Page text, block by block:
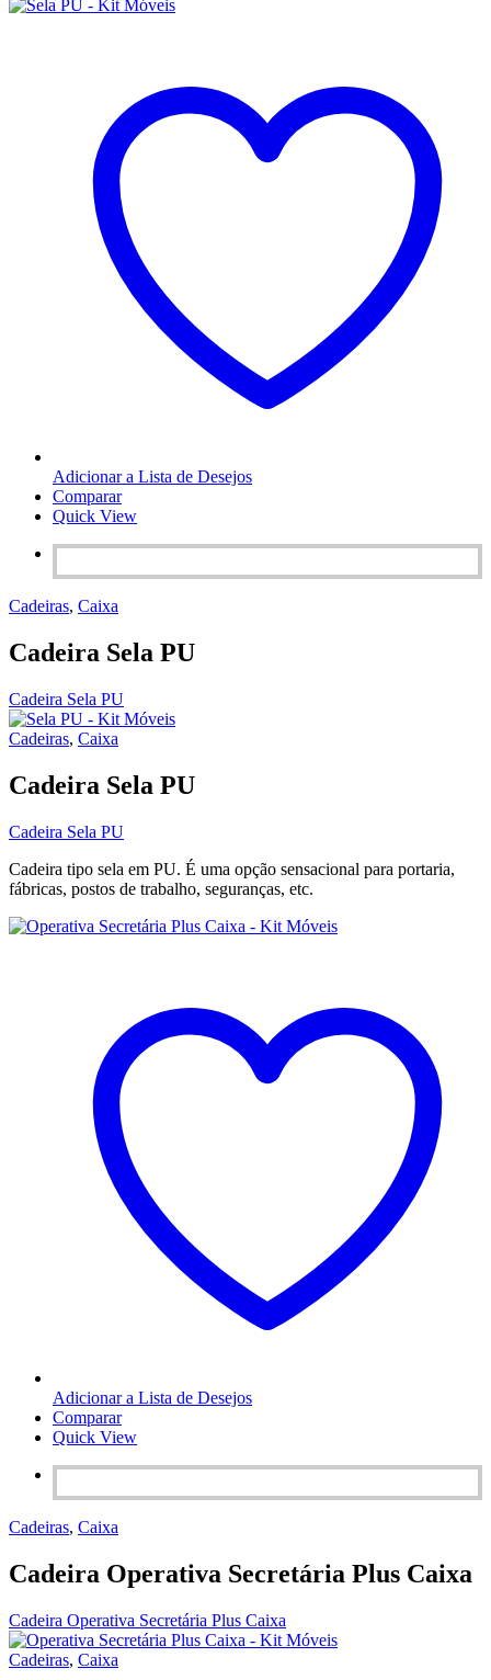
Adicionar a Lista de Desejos
Comparar
Quick View
Cadeiras, Caixa
Cadeira Sela PU
Cadeira Sela PU
Cadeiras, Caixa
Cadeira Sela PU
Cadeira Sela PU
Cadeira tipo sela em PU. É uma opção sensacional para portaria,
fábricas, postos de trabalho, seguranças, etc.
Adicionar a Lista de Desejos
Comparar
Quick View
Cadeiras, Caixa
Cadeira Operativa Secretária Plus Caixa
Cadeira Operativa Secretária Plus Caixa
Cadeiras, Caixa